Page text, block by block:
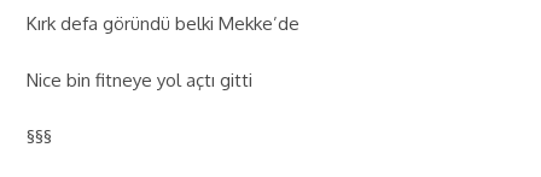
Kırk defa göründü belki Mekke’de
Nice bin fitneye yol açtı gitti
§§§